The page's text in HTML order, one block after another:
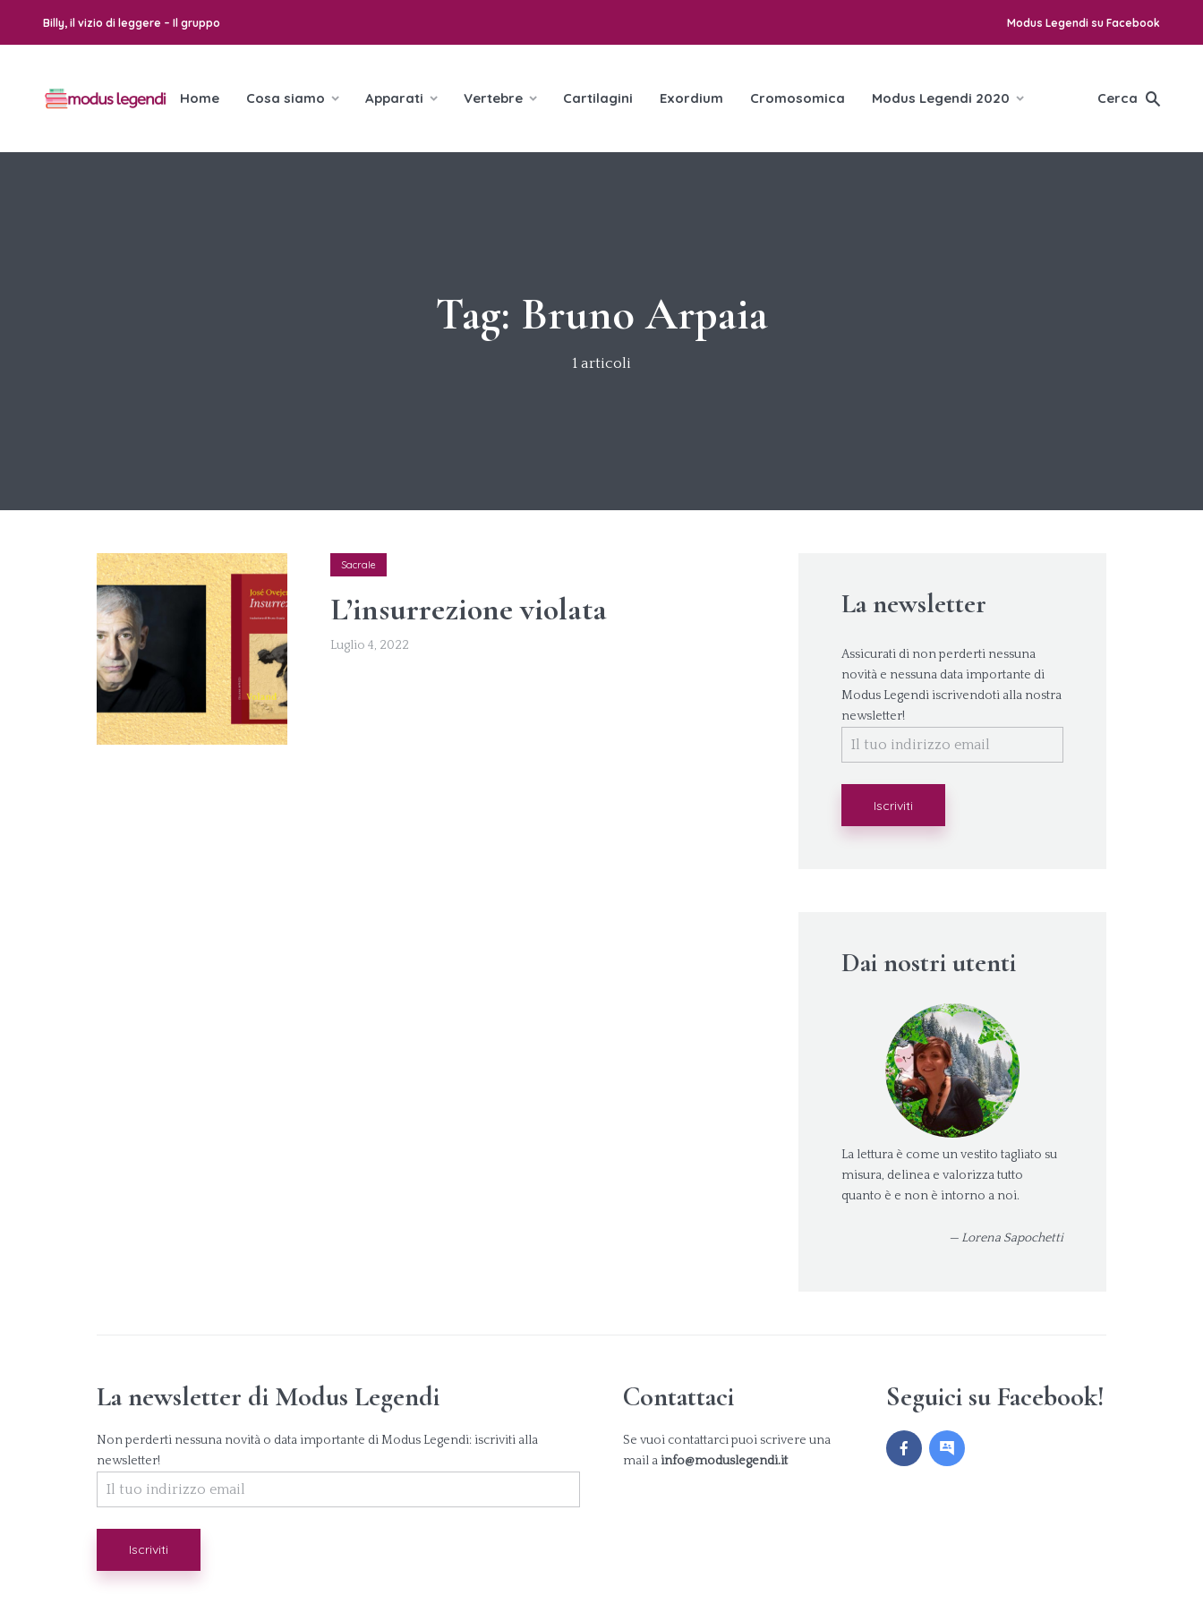
Billy, il vizio di leggere – Il gruppo Modus Legendi su Facebook
Home Cosa siamo Apparati Vertebre Cartilagini Exordium Cromosomica Modus Legendi 2020 Cerca
Tag: Bruno Arpaia
1 articoli
Sacrale
L’insurrezione violata
Luglio 4, 2022
La newsletter
Assicurati di non perderti nessuna
novità e nessuna data importante di
Modus Legendi iscrivendoti alla nostra
newsletter!
Dai nostri utenti
La lettura è come un vestito tagliato su
misura, delinea e valorizza tutto
quanto è e non è intorno a noi.
— Lorena Sapochetti
La newsletter di Modus Legendi
Non perderti nessuna novità o data importante di Modus Legendi: iscriviti alla
newsletter!
Contattaci
Se vuoi contattarci puoi scrivere una
mail a info@moduslegendi.it
Seguici su Facebook!